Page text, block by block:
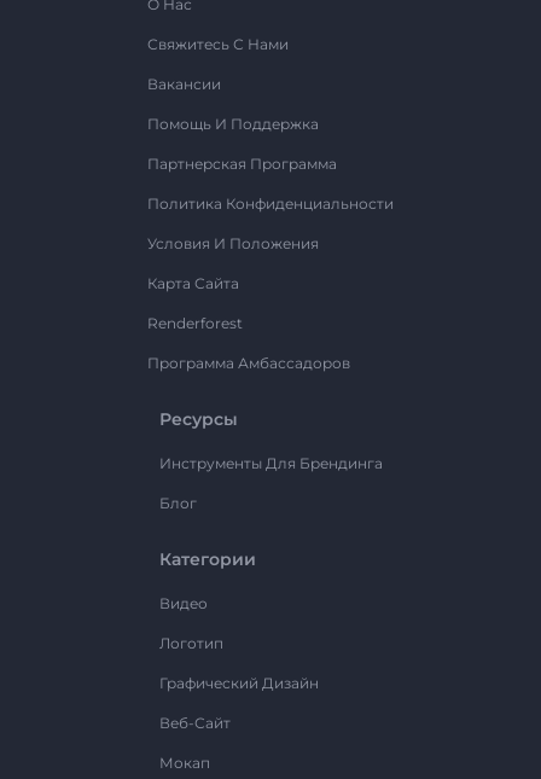
О Нас
Свяжитесь С Нами
Вакансии
Помощь И Поддержка
Партнерская Программа
Политика Конфиденциальности
Условия И Положения
Карта Сайта
Renderforest
Программа Амбассадоров
Ресурсы
Инструменты Для Брендинга
Блог
Категории
Видео
Логотип
Графический Дизайн
Веб-Сайт
Мокап